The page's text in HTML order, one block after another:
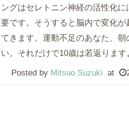
グはセレトニン神経の活性化
です。そうすると脳内で変化
きます。運動不足のあなた、
。それだけで10歳は若返ります
Posted by Mitsuo Suzuki at